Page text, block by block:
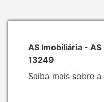
AS Imobiliária - AS
13249
Saiba mais sobre a